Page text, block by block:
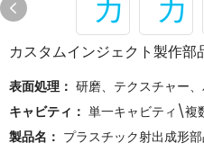
カスタムインジェクト製作
表面処理： 研磨、テクスチャー
キャビティ： 単一キャビティ\複
製品名： プラスチック射出成形